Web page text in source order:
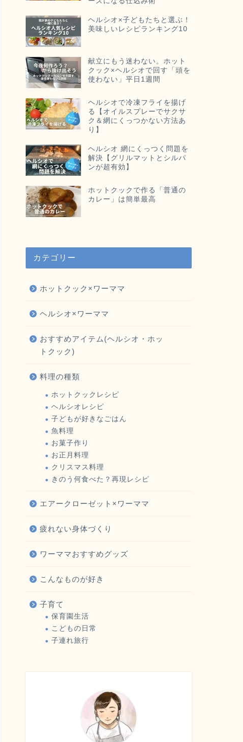
ヘルシオ×子どもたちと選ぶ！
美味しいレシピランキング10
献立にもう迷わない。ホット
クック×ヘルシオで回す「頭を
使わない」平日1週間
ヘルシオで冷凍フライを揚げ
る【オイルスプレーでサクサ
ク＆網にくっつかない方法あ
り】
ヘルシオ 網にくっつく問題を
解決【グリルマットとシルパ
ンが超有効】
ホットクックで作る「普通の
カレー」は簡単最高
カテゴリー
ホットクック×ワーママ
ヘルシオ×ワーママ
おすすめアイテム(ヘルシオ・ホッ
トクック)
料理の種類
ホットクックレシピ
ヘルシオレシピ
子どもが好きなごはん
魚料理
お菓子作り
お正月料理
クリスマス料理
きのう何食べた？再現レシピ
エアークローゼット×ワーママ
疲れない身体づくり
ワーママおすすめグッズ
こんなものが好き
子育て
保育園生活
こどもの日常
子連れ旅行